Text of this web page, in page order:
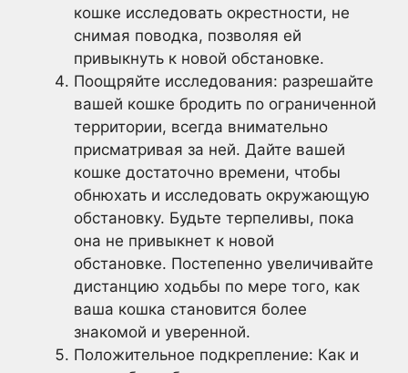
кошке исследовать окрестности, не
снимая поводка, позволяя ей
привыкнуть к новой обстановке.
Поощряйте исследования: разрешайте
вашей кошке бродить по ограниченной
территории, всегда внимательно
присматривая за ней. Дайте вашей
кошке достаточно времени, чтобы
обнюхать и исследовать окружающую
обстановку. Будьте терпеливы, пока
она не привыкнет к новой
обстановке. Постепенно увеличивайте
дистанцию ходьбы по мере того, как
ваша кошка становится более
знакомой и уверенной.
Положительное подкрепление: Как и